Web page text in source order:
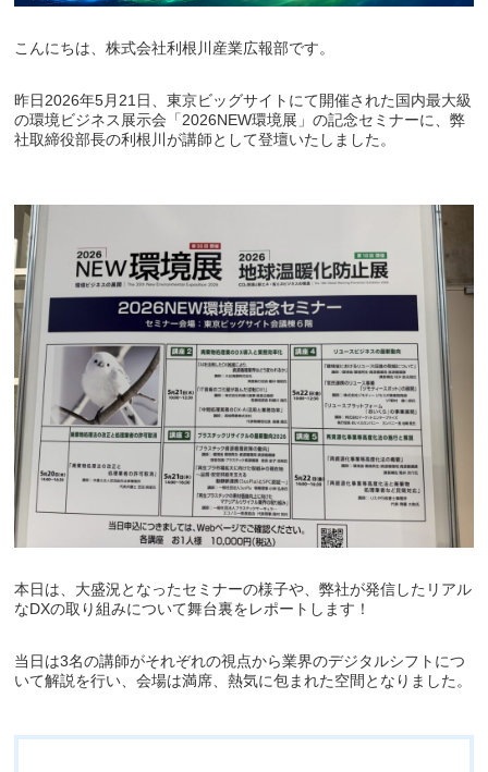
こんにちは、株式会社利根川産業広報部です。
昨日2026年5月21日、東京ビッグサイトにて開催された国内最大級
の環境ビジネス展示会「2026NEW環境展」の記念セミナーに、弊
社取締役部長の利根川が講師として登壇いたしました。
本日は、大盛況となったセミナーの様子や、弊社が発信したリアル
なDXの取り組みについて舞台裏をレポートします！
当日は3名の講師がそれぞれの視点から業界のデジタルシフトにつ
いて解説を行い、会場は満席、熱気に包まれた空間となりました。